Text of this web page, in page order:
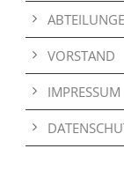
VORSTAND
IMPRESSUM